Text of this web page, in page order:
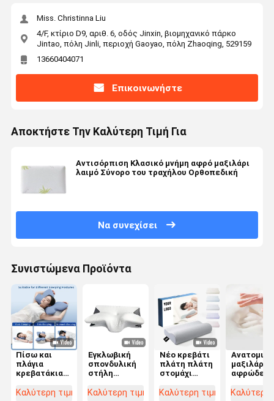
Miss. Christinna Liu
4/F, κτίριο D9, αριθ. 6, οδός Jinxin, βιομηχανικό πάρκο
Jintao, πόλη Jinli, περιοχή Gaoyao, πόλη Zhaoqing, 529159
13660404071
Επικοινωνήστε
Αποκτήστε Την Καλύτερη Τιμή Για
Αντισόρπιση Κλασικό μνήμη αφρό μαξιλάρι
λαιμό Σύνορο του τραχήλου Ορθοπεδική
Να συνεχίσει
Συνιστώμενα Προϊόντα
Πίσω και
πλάγια
κρεβατάκια
μαξιλάρι από
Καλύτερη τιμή
Εγκλωβική
σπονδυλική
στήλη
μνήμης
Καλύτερη τιμή
Νέο κρεβάτι
πλάτη πλάτη
στομάχι
Ορθοπεδικός
Καλύτερη τιμή
Ανατομικό
μαξιλάρι
αφρώδες
Η απόλυτη
Καλύτερη